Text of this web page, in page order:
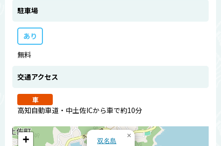
駐車場
あり
無料
交通アクセス
車
高知自動車道・中土佐ICから車で約10分
双名島
×
+